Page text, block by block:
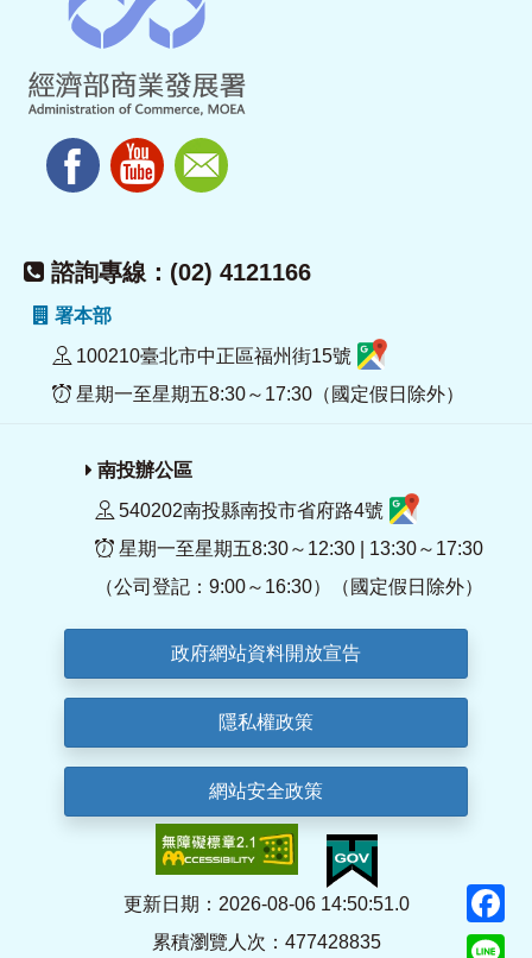
諮詢專線：(02) 4121166
署本部
100210臺北市中正區福州街15號
星期一至星期五8:30～17:30（國定假日除外）
南投辦公區
540202南投縣南投市省府路4號
星期一至星期五8:30～12:30 | 13:30～17:30
（公司登記：9:00～16:30）（國定假日除外）
政府網站資料開放宣告
隱私權政策
網站安全政策
更新日期：2026-08-06 14:50:51.0
累積瀏覽人次：477428835